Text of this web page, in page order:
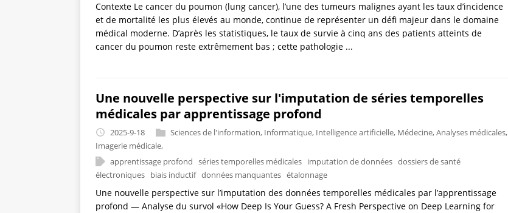
Contexte Le cancer du poumon (lung cancer), l’une des tumeurs malignes ayant les taux d’incidence
et de mortalité les plus élevés au monde, continue de représenter un défi majeur dans le domaine
médical moderne. D’après les statistiques, le taux de survie à cinq ans des patients atteints de
cancer du poumon reste extrêmement bas ; cette pathologie ...
Une nouvelle perspective sur l'imputation de séries temporelles
médicales par apprentissage profond
2025-9-18 Sciences de l'information, Informatique, Intelligence artificielle, Médecine,Analyses médicales,
Imagerie médicale,
apprentissage profond séries temporelles médicales imputation de données dossiers de santé
électroniques biais inductif données manquantes étalonnage
Une nouvelle perspective sur l’imputation des données temporelles médicales par l’apprentissage
profond — Analyse du survol «How Deep Is Your Guess? A Fresh Perspective on Deep Learning for